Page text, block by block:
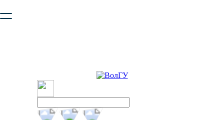
безопасную работу с сайтом. Пожалуйста